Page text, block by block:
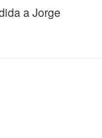
a Jorge